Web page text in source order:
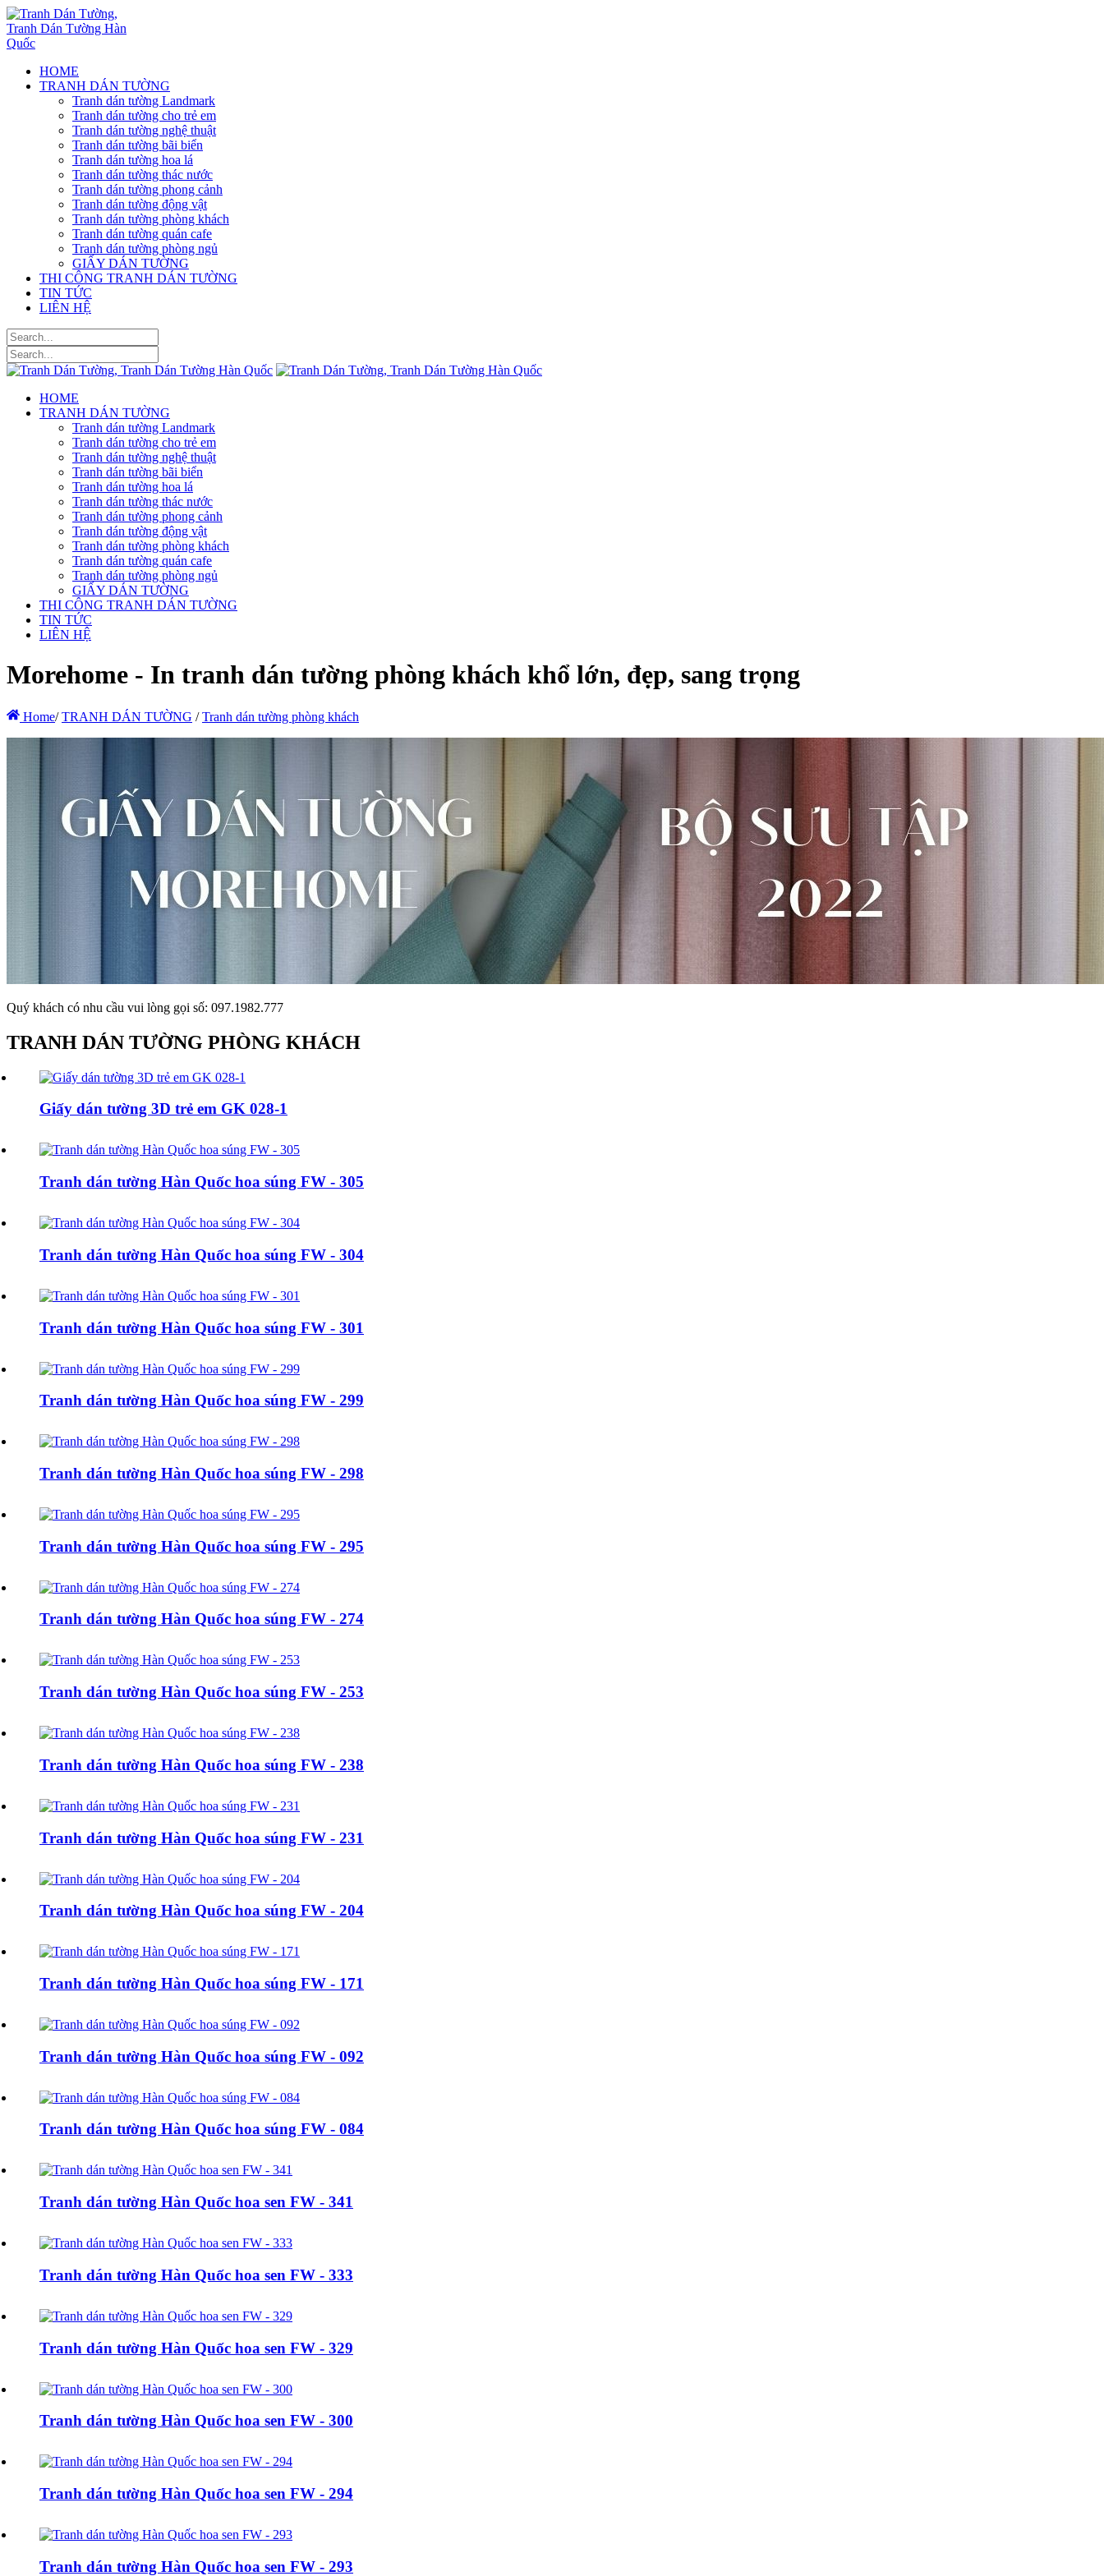
HOME
TRANH DÁN TƯỜNG
Tranh dán tường Landmark
Tranh dán tường cho trẻ em
Tranh dán tường nghệ thuật
Tranh dán tường bãi biển
Tranh dán tường hoa lá
Tranh dán tường thác nước
Tranh dán tường phong cảnh
Tranh dán tường động vật
Tranh dán tường phòng khách
Tranh dán tường quán cafe
Tranh dán tường phòng ngủ
GIẤY DÁN TƯỜNG
THI CÔNG TRANH DÁN TƯỜNG
TIN TỨC
LIÊN HỆ
HOME
TRANH DÁN TƯỜNG
Tranh dán tường Landmark
Tranh dán tường cho trẻ em
Tranh dán tường nghệ thuật
Tranh dán tường bãi biển
Tranh dán tường hoa lá
Tranh dán tường thác nước
Tranh dán tường phong cảnh
Tranh dán tường động vật
Tranh dán tường phòng khách
Tranh dán tường quán cafe
Tranh dán tường phòng ngủ
GIẤY DÁN TƯỜNG
THI CÔNG TRANH DÁN TƯỜNG
TIN TỨC
LIÊN HỆ
Morehome - In tranh dán tường phòng khách khổ lớn, đẹp, sang trọng
Home/ TRANH DÁN TƯỜNG / Tranh dán tường phòng khách
Quý khách có nhu cầu vui lòng gọi số: 097.1982.777
TRANH DÁN TƯỜNG PHÒNG KHÁCH
Giấy dán tường 3D trẻ em GK 028-1
Tranh dán tường Hàn Quốc hoa súng FW - 305
Tranh dán tường Hàn Quốc hoa súng FW - 304
Tranh dán tường Hàn Quốc hoa súng FW - 301
Tranh dán tường Hàn Quốc hoa súng FW - 299
Tranh dán tường Hàn Quốc hoa súng FW - 298
Tranh dán tường Hàn Quốc hoa súng FW - 295
Tranh dán tường Hàn Quốc hoa súng FW - 274
Tranh dán tường Hàn Quốc hoa súng FW - 253
Tranh dán tường Hàn Quốc hoa súng FW - 238
Tranh dán tường Hàn Quốc hoa súng FW - 231
Tranh dán tường Hàn Quốc hoa súng FW - 204
Tranh dán tường Hàn Quốc hoa súng FW - 171
Tranh dán tường Hàn Quốc hoa súng FW - 092
Tranh dán tường Hàn Quốc hoa súng FW - 084
Tranh dán tường Hàn Quốc hoa sen FW - 341
Tranh dán tường Hàn Quốc hoa sen FW - 333
Tranh dán tường Hàn Quốc hoa sen FW - 329
Tranh dán tường Hàn Quốc hoa sen FW - 300
Tranh dán tường Hàn Quốc hoa sen FW - 294
Tranh dán tường Hàn Quốc hoa sen FW - 293